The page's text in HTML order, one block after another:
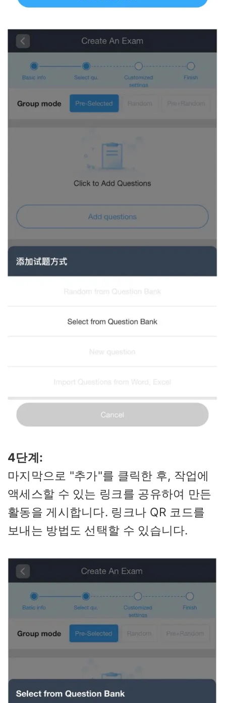
4단계:
마지막으로 "추가"를 클릭한 후, 작업에
액세스할 수 있는 링크를 공유하여 만든
활동을 게시합니다. 링크나 QR 코드를
보내는 방법도 선택할 수 있습니다.